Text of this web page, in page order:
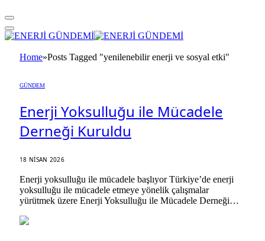
Home»Posts Tagged "yenilenebilir enerji ve sosyal etki"
GÜNDEM
Enerji Yoksulluğu ile Mücadele
Derneği Kuruldu
18 NISAN 2026
Enerji yoksulluğu ile mücadele başlıyor Türkiye’de enerji
yoksulluğu ile mücadele etmeye yönelik çalışmalar
yürütmek üzere Enerji Yoksulluğu ile Mücadele Derneği…